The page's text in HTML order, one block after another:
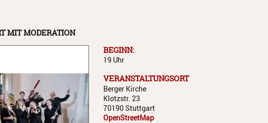
MIT MODERATION
BEGINN:
19 Uhr
VERANSTALTUNGSORT
Berger Kirche
Klotzstr. 23
70190 Stuttgart
OpenStreetMap